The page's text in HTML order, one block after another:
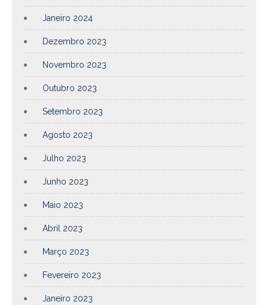
Janeiro 2024
Dezembro 2023
Novembro 2023
Outubro 2023
Setembro 2023
Agosto 2023
Julho 2023
Junho 2023
Maio 2023
Abril 2023
Março 2023
Fevereiro 2023
Janeiro 2023